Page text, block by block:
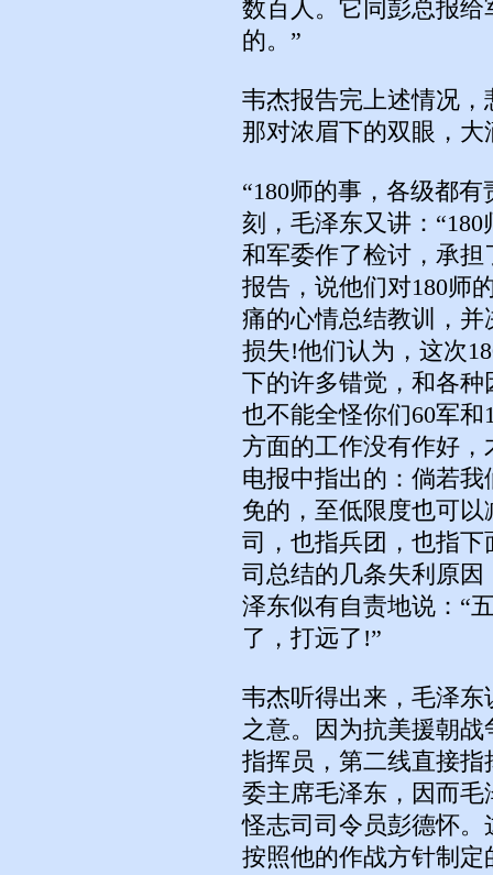
数百人。它同彭总报给
的。”
韦杰报告完上述情况
那对浓眉下的双眼，大
“180师的事，各级都
刻，毛泽东又讲：
和军委作了检讨，承
报告，说他们对180师
痛的心情总结教训，
损失!他们认为，这次
下的许多错觉，和各
也不能全怪你们60军
方面的工作没有作好
电报中指出的：倘若
免的，至低限度也可以
司，也指兵团，也指
司总结的几条失利原
泽东似有自责地说：“
了，打远了!”
韦杰听得出来，毛泽
之意。因为抗美援朝
指挥员，第二线直接
委主席毛泽东，因而
怪志司司令员彭德怀
按照他的作战方针制